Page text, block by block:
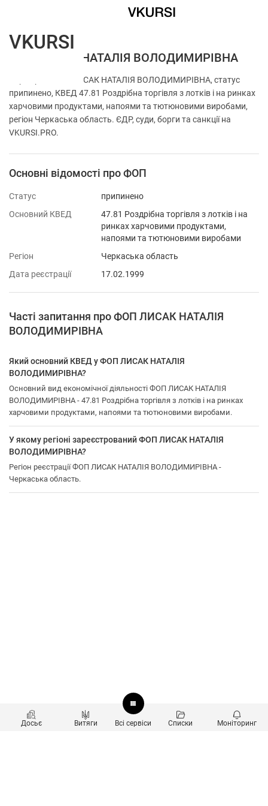
ФОП ЛИСАК НАТАЛІЯ ВОЛОДИМИРІВНА
Перевірка ФОП ЛИСАК НАТАЛІЯ ВОЛОДИМИРІВНА, статус
припинено, КВЕД 47.81 Роздрібна торгівля з лотків і на ринках
харчовими продуктами, напоями та тютюновими виробами,
регіон Черкаська область. ЄДР, суди, борги та санкції на
VKURSI.PRO.
Основні відомості про ФОП
Статус
припинено
Основний КВЕД
47.81 Роздрібна торгівля з лотків і на
ринках харчовими продуктами,
напоями та тютюновими виробами
Регіон
Черкаська область
Дата реєстрації
17.02.1999
Часті запитання про ФОП ЛИСАК НАТАЛІЯ
ВОЛОДИМИРІВНА
Який основний КВЕД у ФОП ЛИСАК НАТАЛІЯ
ВОЛОДИМИРІВНА?
Основний вид економічної діяльності ФОП ЛИСАК НАТАЛІЯ
ВОЛОДИМИРІВНА - 47.81 Роздрібна торгівля з лотків і на ринках
харчовими продуктами, напоями та тютюновими виробами.
У якому регіоні зареєстрований ФОП ЛИСАК НАТАЛІЯ
ВОЛОДИМИРІВНА?
Регіон реєстрації ФОП ЛИСАК НАТАЛІЯ ВОЛОДИМИРІВНА -
Черкаська область.
Досьє Витяги Всі сервіси Списки Моніторинг
VKURSI